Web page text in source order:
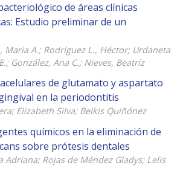
de áreas clínicas
Estudio preliminar de un
Maria A.; Rodríguez L., Héctor; Urdaneta
González, Ana C.; Nieves, Beatríz
de glutamato y aspartato
en la periodontitis
Elizabeth Silva; Belkis Quiñónez
químicos en la eliminación de
sobre prótesis dentales
Adriana; Rojas de Méndez Gladys; Lelis